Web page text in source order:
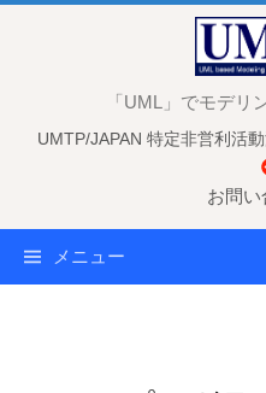
「UML」でモデリ
UMTP/JAPAN 特定非営利活
お問い
メニュー